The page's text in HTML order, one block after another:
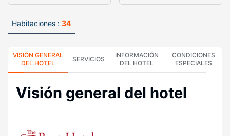
Habitaciones : 34
VISIÓN GENERAL
DEL HOTEL
SERVICIOS
INFORMACIÓN
DEL HOTEL
CONDICIONES
ESPECIALES
Visión general del hotel